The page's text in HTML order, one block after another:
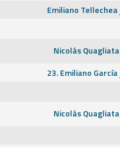
Emiliano Tellechea
Nicolás Quagliata
23. Emiliano García
Nicolás Quagliata